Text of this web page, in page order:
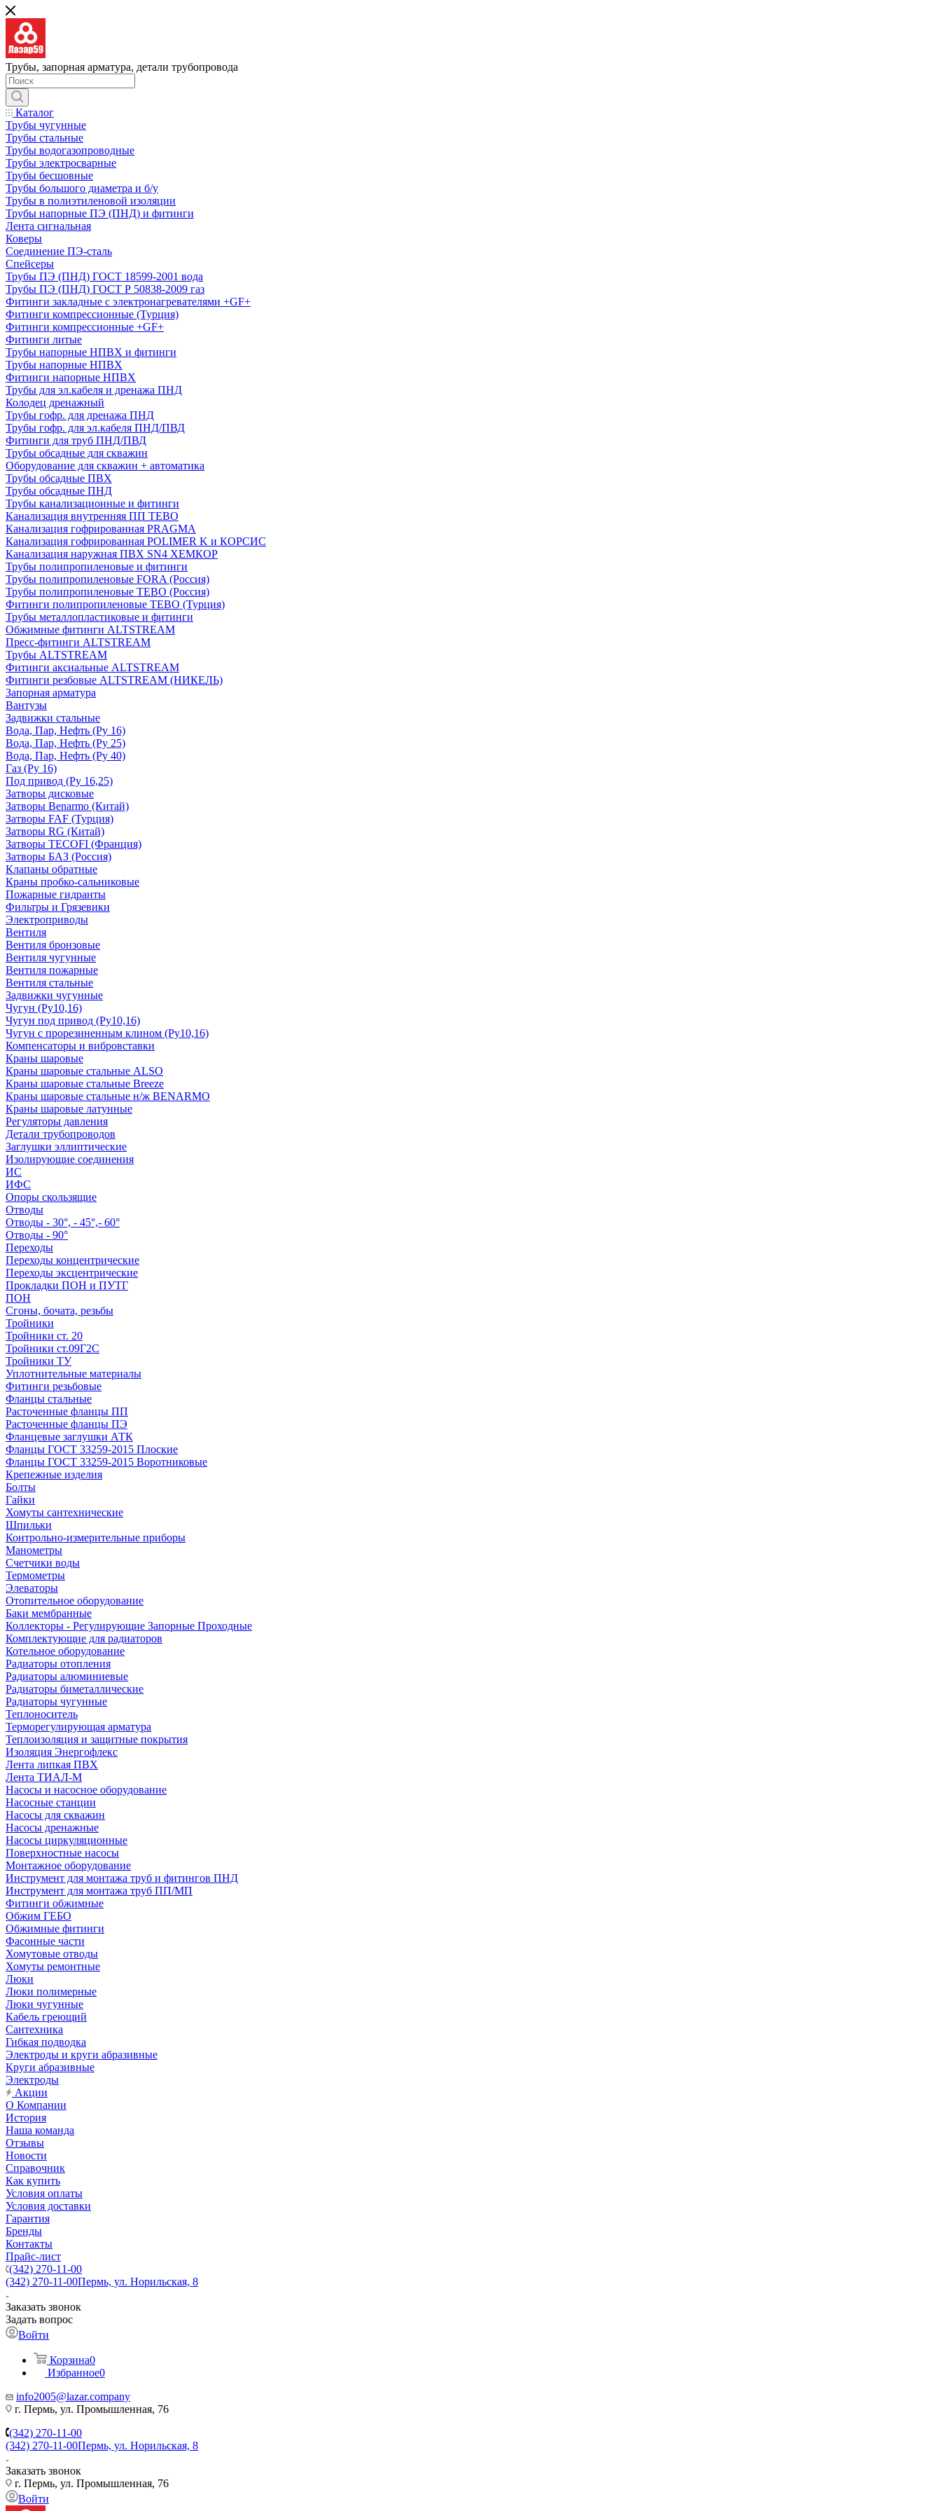
Трубы, запорная арматура, детали трубопровода
Каталог
Трубы чугунные
Трубы стальные
Трубы водогазопроводные
Трубы электросварные
Трубы бесшовные
Трубы большого диаметра и б/у
Трубы в полиэтиленовой изоляции
Трубы напорные ПЭ (ПНД) и фитинги
Лента сигнальная
Коверы
Соединение ПЭ-сталь
Спейсеры
Трубы ПЭ (ПНД) ГОСТ 18599-2001 вода
Трубы ПЭ (ПНД) ГОСТ Р 50838-2009 газ
Фитинги закладные с электронагревателями +GF+
Фитинги компрессионные (Турция)
Фитинги компрессионные +GF+
Фитинги литые
Трубы напорные НПВХ и фитинги
Трубы напорные НПВХ
Фитинги напорные НПВХ
Трубы для эл.кабеля и дренажа ПНД
Колодец дренажный
Трубы гофр. для дренажа ПНД
Трубы гофр. для эл.кабеля ПНД/ПВД
Фитинги для труб ПНД/ПВД
Трубы обсадные для скважин
Оборудование для скважин + автоматика
Трубы обсадные ПВХ
Трубы обсадные ПНД
Трубы канализационные и фитинги
Канализация внутренняя ПП TEBO
Канализация гофрированная PRAGMA
Канализация гофрированная POLIMER K и КОРСИС
Канализация наружная ПВХ SN4 ХЕМКОР
Трубы полипропиленовые и фитинги
Трубы полипропиленовые FORA (Россия)
Трубы полипропиленовые TEBO (Россия)
Фитинги полипропиленовые TEBO (Турция)
Трубы металлопластиковые и фитинги
Обжимные фитинги ALTSTREAM
Пресс-фитинги ALTSTREAM
Трубы ALTSTREAM
Фитинги аксиальные ALTSTREAM
Фитинги резбовые ALTSTREAM (НИКЕЛЬ)
Запорная арматура
Вантузы
Задвижки стальные
Вода, Пар, Нефть (Ру 16)
Вода, Пар, Нефть (Ру 25)
Вода, Пар, Нефть (Ру 40)
Газ (Ру 16)
Под привод (Ру 16,25)
Затворы дисковые
Затворы Benarmo (Китай)
Затворы FAF (Турция)
Затворы RG (Китай)
Затворы TECOFI (Франция)
Затворы БАЗ (Россия)
Клапаны обратные
Краны пробко-сальниковые
Пожарные гидранты
Фильтры и Грязевики
Электроприводы
Вентиля
Вентиля бронзовые
Вентиля чугунные
Вентиля пожарные
Вентиля стальные
Задвижки чугунные
Чугун (Ру10,16)
Чугун под привод (Ру10,16)
Чугун с прорезиненным клином (Ру10,16)
Компенсаторы и вибровставки
Краны шаровые
Краны шаровые стальные ALSO
Краны шаровые стальные Breeze
Краны шаровые стальные н/ж BENARMO
Краны шаровые латунные
Регуляторы давления
Детали трубопроводов
Заглушки эллиптические
Изолирующие соединения
ИС
ИФС
Опоры скользящие
Отводы
Отводы - 30°, - 45°,- 60°
Отводы - 90°
Переходы
Переходы концентрические
Переходы эксцентрические
Прокладки ПОН и ПУТГ
ПОН
Сгоны, бочата, резьбы
Тройники
Тройники ст. 20
Тройники ст.09Г2С
Тройники ТУ
Уплотнительные материалы
Фитинги резьбовые
Фланцы стальные
Расточенные фланцы ПП
Расточенные фланцы ПЭ
Фланцевые заглушки АТК
Фланцы ГОСТ 33259-2015 Плоские
Фланцы ГОСТ 33259-2015 Воротниковые
Крепежные изделия
Болты
Гайки
Хомуты сантехнические
Шпильки
Контрольно-измерительные приборы
Манометры
Счетчики воды
Термометры
Элеваторы
Отопительное оборудование
Баки мембранные
Коллекторы - Регулирующие Запорные Проходные
Комплектующие для радиаторов
Котельное оборудование
Радиаторы отопления
Радиаторы алюминиевые
Радиаторы биметаллические
Радиаторы чугунные
Теплоноситель
Терморегулирующая арматура
Теплоизоляция и защитные покрытия
Изоляция Энергофлекс
Лента липкая ПВХ
Лента ТИАЛ-М
Насосы и насосное оборудование
Насосные станции
Насосы для скважин
Насосы дренажные
Насосы циркуляционные
Поверхностные насосы
Монтажное оборудование
Инструмент для монтажа труб и фитингов ПНД
Инструмент для монтажа труб ПП/МП
Фитинги обжимные
Обжим ГЕБО
Обжимные фитинги
Фасонные части
Хомутовые отводы
Хомуты ремонтные
Люки
Люки полимерные
Люки чугунные
Кабель греющий
Сантехника
Гибкая подводка
Электроды и круги абразивные
Круги абразивные
Электроды
Акции
О Компании
История
Наша команда
Отзывы
Новости
Справочник
Как купить
Условия оплаты
Условия доставки
Гарантия
Бренды
Контакты
Прайс-лист
(342) 270-11-00
(342) 270-11-00Пермь, ул. Норильская, 8
Заказать звонок
Задать вопрос
Войти
Корзина0
Избранное0
info2005@lazar.company
г. Пермь, ул. Промышленная, 76
(342) 270-11-00
(342) 270-11-00Пермь, ул. Норильская, 8
Заказать звонок
г. Пермь, ул. Промышленная, 76
Войти